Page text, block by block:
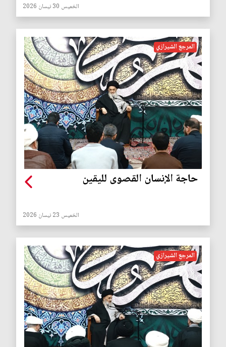
الخميس 30 نيسان 2026
المرجع الشيرازي
حاجة الإنسان القصوى لليقين
الخميس 23 نيسان 2026
المرجع الشيرازي